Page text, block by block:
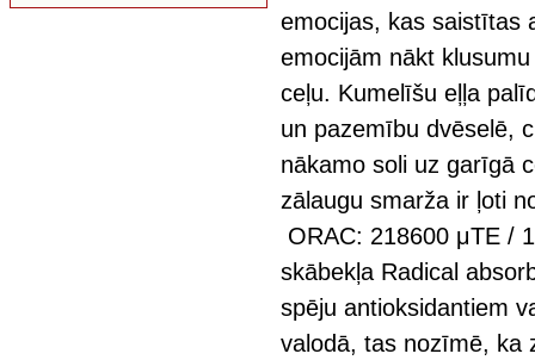
emocijas, kas saistītas
emocijām nākt
ceļu. Kumelīšu eļļa
un pazemību dvēselē,
nākamo soli uz garīgā
zālaugu smarža ir ļoti
ORAC: 218600 μTE /
skābekļa Radical
spēju antioksidantiem
valodā, tas nozīmē, ka